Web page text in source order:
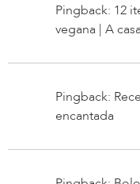
Pingback: 12
vegana | A
Pingback:
encantada